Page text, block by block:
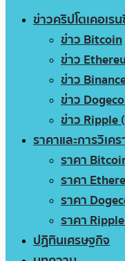
ข่าวคริปโตเคอเร
ข่าว Bitcoin
ข่าว
ข่าว
ข่าว
ข่าว Ripple
ราคาและการวิเคร
ราคา
ราคา
ราคา
ราคา
ปฏิทินเศรษฐกิจ